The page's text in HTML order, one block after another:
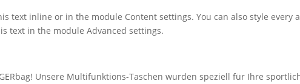
text inline or in the module Content settings. You can also style every
text in the module Advanced settings.
Unsere Multifunktions-Taschen wurden speziell für Ihre